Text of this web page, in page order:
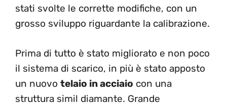
stati svolte le corrette modifiche, con un
grosso sviluppo riguardante la calibrazione.
Prima di tutto è stato migliorato e non poco
il sistema di scarico, in più è stato apposto
un nuovo telaio in acciaio con una
struttura simil diamante. Grande